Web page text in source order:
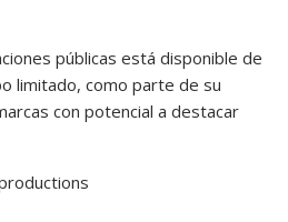
públicas está disponible de
limitado, como parte de su
con potencial a destacar